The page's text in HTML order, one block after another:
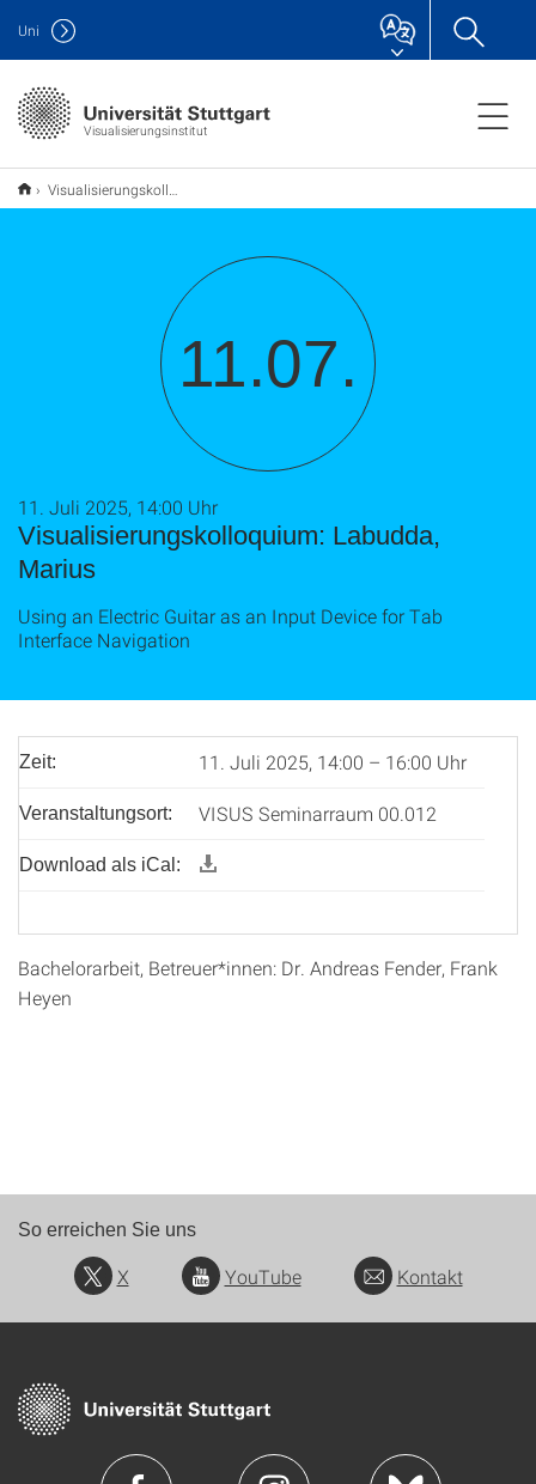
Visualisierungsinstitut
Uni
Visualisierungskolloquium: Labudda, Marius
11.07.
Visualisierungskolloquium: Labudda,
Marius
11. Juli 2025, 14:00 Uhr
Using an Electric Guitar as an Input Device for Tab
Interface Navigation
Zeit: 11. Juli 2025, 14:00 – 16:00 Uhr
Veranstaltungsort: VISUS Seminarraum 00.012
Download als iCal:
Bachelorarbeit, Betreuer*innen: Dr. Andreas Fender, Frank
Heyen
So erreichen Sie uns
X YouTube Kontakt